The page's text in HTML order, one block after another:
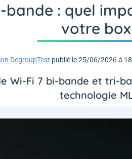
: quel
votre
DegroupTest publié le 25/06/2026 à
Wi-Fi 7 bi-bande et tri-
technologie